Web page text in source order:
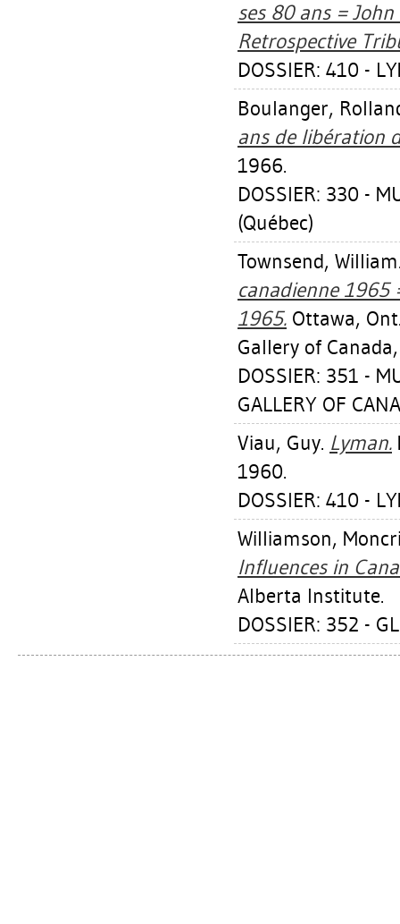
ses 80 ans =
Retrospective
DOSSIER: 410 -
Boulanger,
ans de libération
1966.
DOSSIER: 330 -
(Québec)
Townsend, William
canadienne 1965
1965. Ottawa,
Gallery of
DOSSIER: 351 -
GALLERY OF
Viau, Guy. Lyman.
1960.
DOSSIER: 410 -
Williamson,
Influences in
Alberta Institute.
DOSSIER: 352 -